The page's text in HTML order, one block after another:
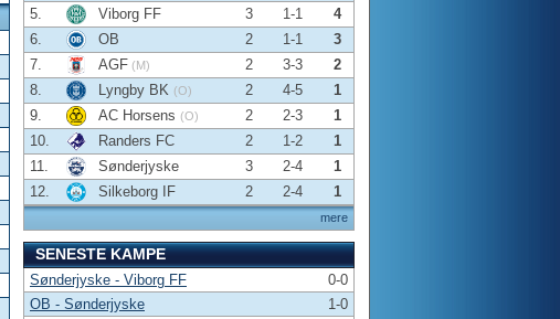
mere
5.
Viborg FF 3 1-1
4
6.
OB 2 1-1
3
7.
AGF (M) 2 3-3
2
8.
Lyngby BK (O) 2 4-5
1
9.
AC Horsens (O) 2 2-3
1
10.
Randers FC 2 1-2
1
11.
Sønderjyske 3 2-4
1
12.
Silkeborg IF 2 2-4 1
SENESTE KAMPE
Sønderjyske - Viborg FF
0-0
OB - Sønderjyske
1-0